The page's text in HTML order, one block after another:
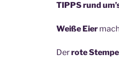
TIPPS rund
Weiße Eier
Derrote